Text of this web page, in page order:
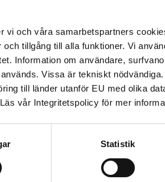
vi och våra samarbetspartners
tillgång till alla funktioner. Vi
Information om användare,
Vissa är tekniskt
till länder utanför EU med olika
vår Integritetspolicy för mer
Statistik